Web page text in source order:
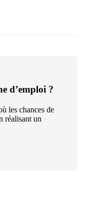
d’emploi ?
les chances de
réalisant un